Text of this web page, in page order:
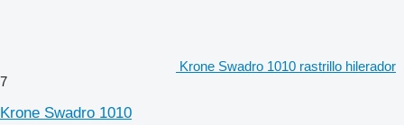
Krone Swadro 1010 rastrillo hilerador
7
Krone Swadro 1010